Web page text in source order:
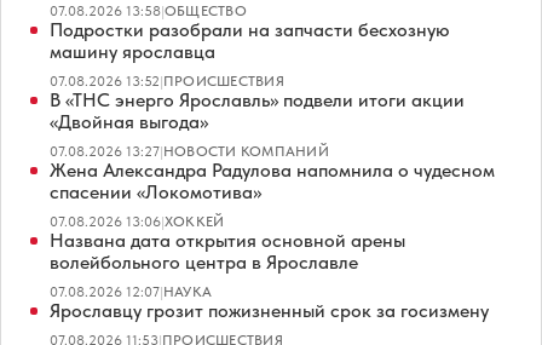
07.08.2026 13:58|ОБЩЕСТВО
Подростки разобрали на запчасти бесхозную
машину ярославца
07.08.2026 13:52|ПРОИСШЕСТВИЯ
В «ТНС энерго Ярославль» подвели итоги акции
«Двойная выгода»
07.08.2026 13:27|НОВОСТИ КОМПАНИЙ
Жена Александра Радулова напомнила о чудесном
спасении «Локомотива»
07.08.2026 13:06|ХОККЕЙ
Названа дата открытия основной арены
волейбольного центра в Ярославле
07.08.2026 12:07|НАУКА
Ярославцу грозит пожизненный срок за госизмену
07.08.2026 11:53|ПРОИСШЕСТВИЯ